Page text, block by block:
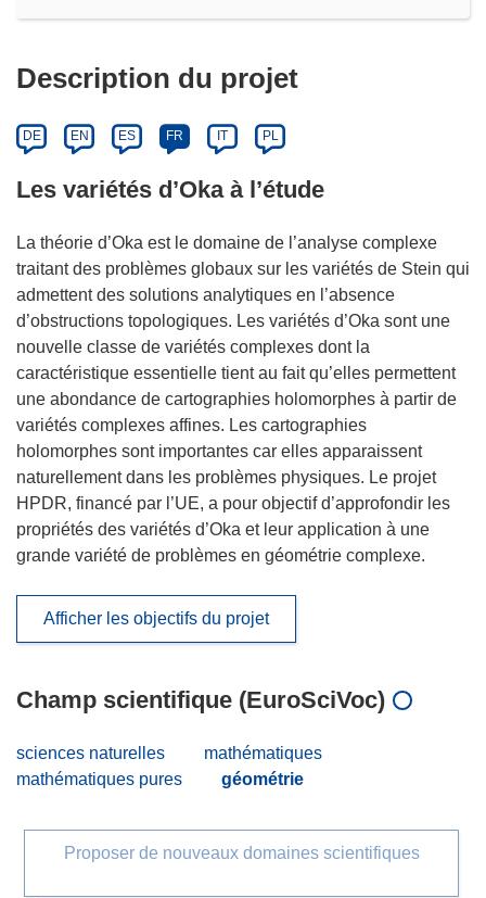
Description du projet
DE EN ES FR IT PL
Les variétés d’Oka à l’étude
La théorie d’Oka est le domaine de l’analyse complexe
traitant des problèmes globaux sur les variétés de Stein qui
admettent des solutions analytiques en l’absence
d’obstructions topologiques. Les variétés d’Oka sont une
nouvelle classe de variétés complexes dont la
caractéristique essentielle tient au fait qu’elles permettent
une abondance de cartographies holomorphes à partir de
variétés complexes affines. Les cartographies
holomorphes sont importantes car elles apparaissent
naturellement dans les problèmes physiques. Le projet
HPDR, financé par l’UE, a pour objectif d’approfondir les
propriétés des variétés d’Oka et leur application à une
grande variété de problèmes en géométrie complexe.
Afficher les objectifs du projet
Champ scientifique (EuroSciVoc)
sciences naturelles
mathématiques
mathématiques pures
géométrie
Proposer de nouveaux domaines scientifiques